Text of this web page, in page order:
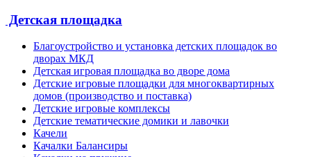
Детская площадка
Благоустройство и установка детских площадок во
дворах МКД
Детская игровая площадка во дворе дома
Детские игровые площадки для многоквартирных
домов (производство и поставка)
Детские игровые комплексы
Детские тематические домики и лавочки
Качели
Качалки Балансиры